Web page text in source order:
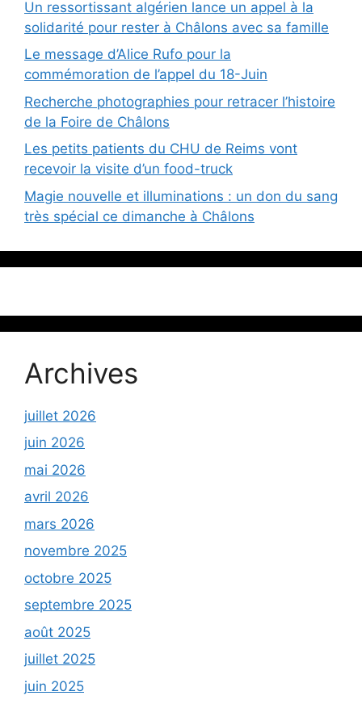
Un ressortissant algérien lance un appel à la
solidarité pour rester à Châlons avec sa famille
Le message d’Alice Rufo pour la
commémoration de l’appel du 18-Juin
Recherche photographies pour retracer l’histoire
de la Foire de Châlons
Les petits patients du CHU de Reims vont
recevoir la visite d’un food-truck
Magie nouvelle et illuminations : un don du sang
très spécial ce dimanche à Châlons
Archives
juillet 2026
juin 2026
mai 2026
avril 2026
mars 2026
novembre 2025
octobre 2025
septembre 2025
août 2025
juillet 2025
juin 2025